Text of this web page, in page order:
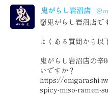
鬼がらし岩沼店
👹鬼がらし岩沼店で
よくある質問から以
鬼がらし岩沼店の辛
いですか？
https://onigarashi-
spicy-miso-ramen-